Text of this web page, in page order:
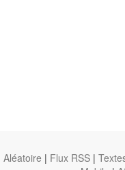
Aléatoire | Flux RSS |